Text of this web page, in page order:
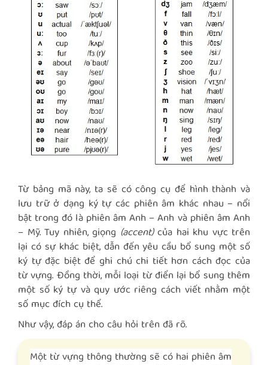
Từ bảng mã này, ta sẽ có công cụ để hình thành và
lưu trữ ở dạng ký tự các phiên âm khác nhau – nổi
bật trong đó là phiên âm Anh – Anh và phiên âm Anh
– Mỹ. Tuy nhiên, giọng (accent) của hai khu vực trên
lại có sự khác biệt, dẫn đến yêu cầu bổ sung một số
ký tự đặc biệt để ghi chú chi tiết hơn cách đọc của
từ vựng. Đồng thời, mỗi loại từ điển lại bổ sung thêm
một số ký tự và quy ước riêng cách viết nhằm một
số mục đích cụ thể.
Như vậy, đáp án cho câu hỏi trên đã rõ.
Một từ vựng thông thường sẽ có hai phiên âm